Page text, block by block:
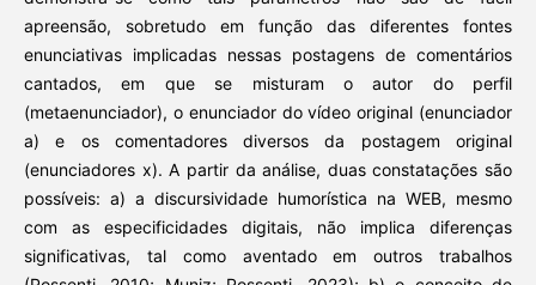
apreensão, sobretudo em função das diferentes fontes
enunciativas implicadas nessas postagens de comentários
cantados, em que se misturam o autor do perfil
(metaenunciador), o enunciador do vídeo original (enunciador
a) e os comentadores diversos da postagem original
(enunciadores x). A partir da análise, duas constatações são
possíveis: a) a discursividade humorística na WEB, mesmo
com as especificidades digitais, não implica diferenças
significativas, tal como aventado em outros trabalhos